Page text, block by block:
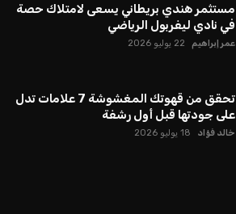
مستثمر هندي بريطاني يسعى لامتلاك حصة
في نادي ليفربول الرياضي
عمر إبراهيم 22 يوليو 2026
تحقق من قهوتك المغشوشة 7 علامات تدل
على جودتها قبل أول رشفة
خالد فؤاد 18 يوليو 2026